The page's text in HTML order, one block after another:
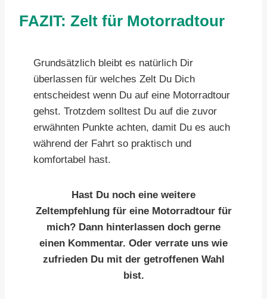
FAZIT: Zelt für Motorradtour
Grundsätzlich bleibt es natürlich Dir
überlassen für welches Zelt Du Dich
entscheidest wenn Du auf eine Motorradtour
gehst. Trotzdem solltest Du auf die zuvor
erwähnten Punkte achten, damit Du es auch
während der Fahrt so praktisch und
komfortabel hast.
Hast Du noch eine weitere
Zeltempfehlung für eine Motorradtour für
mich? Dann hinterlassen doch gerne
einen Kommentar. Oder verrate uns wie
zufrieden Du mit der getroffenen Wahl
bist.